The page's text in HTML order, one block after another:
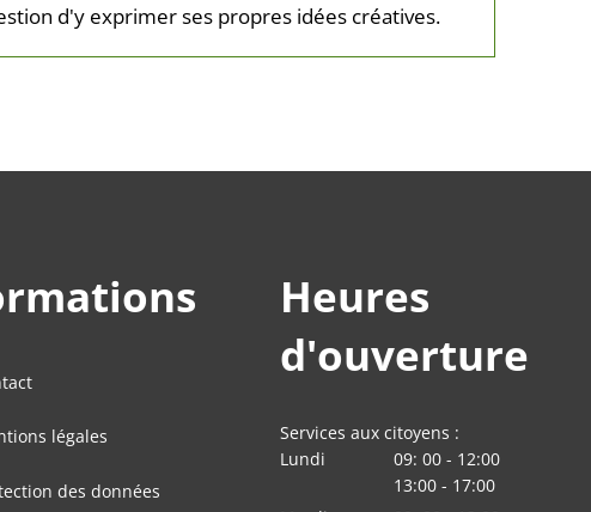
d'y exprimer ses propres idées créatives.
légales
des données
Heures
d'ouverture
Services aux citoyens :
Lundi
09: 00 - 12:00
De 09:00 à 12:00
13:00 - 17:00